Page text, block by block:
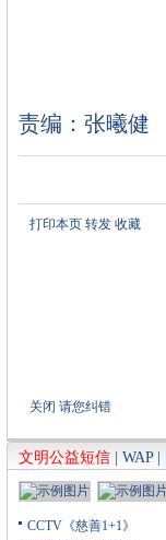
责编：张曦健
打印本页 转发 收藏
关闭 请您纠错
文明公益短信 WAP|
CCTV《慈善1+1》